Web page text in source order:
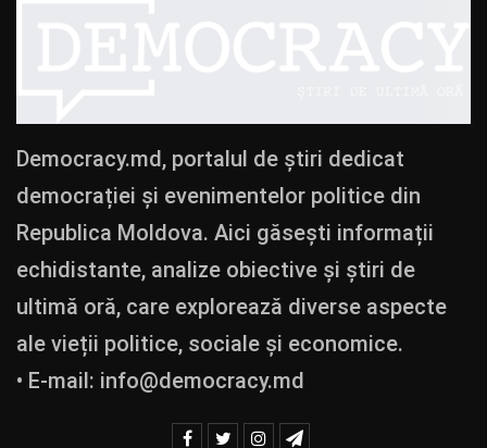
Democracy.md, portalul de știri dedicat
democrației și evenimentelor politice din
Republica Moldova. Aici găsești informații
echidistante, analize obiective și știri de
ultimă oră, care explorează diverse aspecte
ale vieții politice, sociale și economice.
• E-mail: info@democracy.md